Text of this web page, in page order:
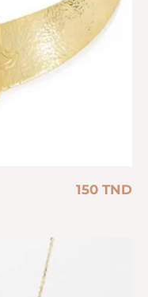
150 TND